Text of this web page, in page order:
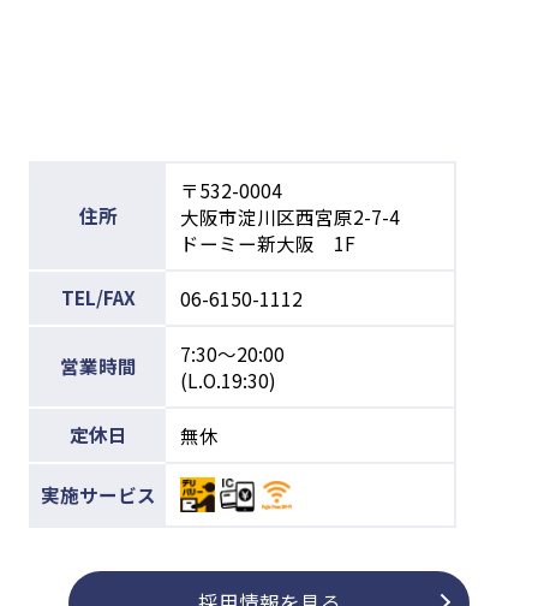
住所
〒532-0004
大阪市淀川区西宮原2-7-4
ドーミー新大阪 1F
TEL/FAX 06-6150-1112
営業時間
7:30～20:00
(L.O.19:30)
定休日 無休
実施サービス